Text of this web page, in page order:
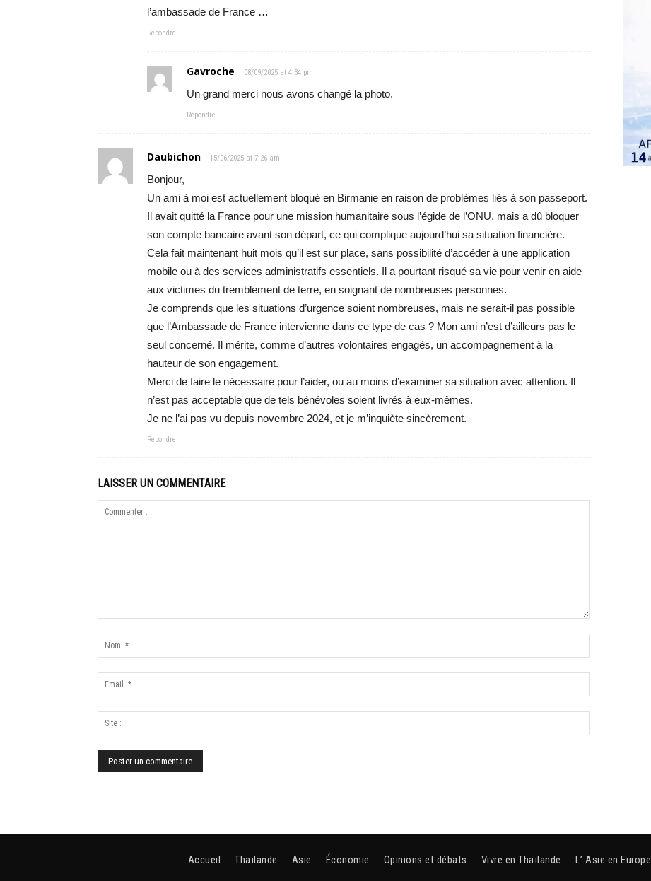
l’ambassade de France …
Répondre
Gavroche 08/09/2025 at 4:34 pm
Un grand merci nous avons changé la photo.
Répondre
Daubichon 15/06/2025 at 7:26 am
Bonjour,
Un ami à moi est actuellement bloqué en Birmanie en raison de problèmes liés à son passeport.
Il avait quitté la France pour une mission humanitaire sous l’égide de l’ONU, mais a dû bloquer
son compte bancaire avant son départ, ce qui complique aujourd’hui sa situation financière.
Cela fait maintenant huit mois qu’il est sur place, sans possibilité d’accéder à une application
mobile ou à des services administratifs essentiels. Il a pourtant risqué sa vie pour venir en aide
aux victimes du tremblement de terre, en soignant de nombreuses personnes.
Je comprends que les situations d’urgence soient nombreuses, mais ne serait-il pas possible
que l’Ambassade de France intervienne dans ce type de cas ? Mon ami n’est d’ailleurs pas le
seul concerné. Il mérite, comme d’autres volontaires engagés, un accompagnement à la
hauteur de son engagement.
Merci de faire le nécessaire pour l’aider, ou au moins d’examiner sa situation avec attention. Il
n’est pas acceptable que de tels bénévoles soient livrés à eux-mêmes.
Je ne l’ai pas vu depuis novembre 2024, et je m’inquiète sincèrement.
Répondre
LAISSER UN COMMENTAIRE
Accueil Thaïlande Asie Économie Opinions et débats Vivre en Thaïlande L’ Asie en Europe